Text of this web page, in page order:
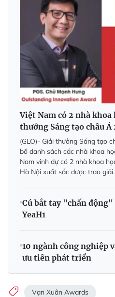
Việt Nam có 2 nhà
thưởng Sáng tạo châu Á
(GLO)- Giải thưởng Sáng tạo
bố danh sách các nhà khoa
Nam vinh dự có 2 nhà khoa
Hà Nội xuất sắc được trao giải.
Cú bắt tay "chấn động"
YeaH1
10 ngành công nghiệp
ưu tiên phát triển
Vạn Xuân Awards